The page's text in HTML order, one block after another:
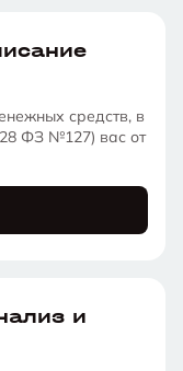
средств, в
ФЗ №127) вас от
и